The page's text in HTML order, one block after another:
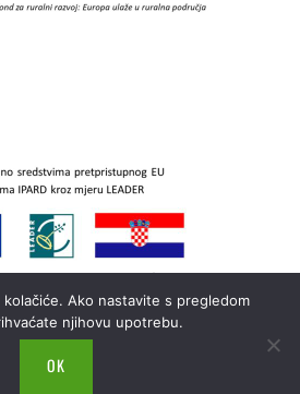
Ako nastavite s pregledom
njihovu upotrebu.
OK